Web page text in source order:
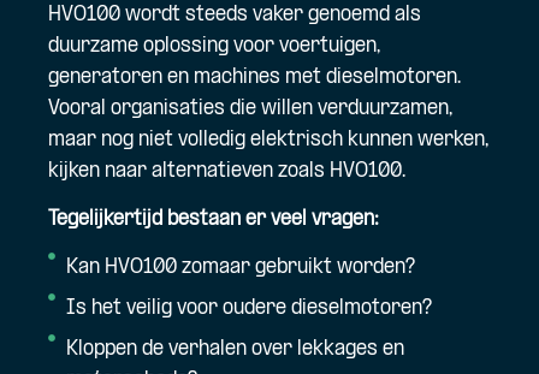
HVO100 wordt steeds vaker genoemd als
duurzame oplossing voor voertuigen,
generatoren en machines met dieselmotoren.
Vooral organisaties die willen verduurzamen,
maar nog niet volledig elektrisch kunnen werken,
kijken naar alternatieven zoals HVO100.
Tegelijkertijd bestaan er veel vragen:
Kan HVO100 zomaar gebruikt worden?
Is het veilig voor oudere dieselmotoren?
Kloppen de verhalen over lekkages en